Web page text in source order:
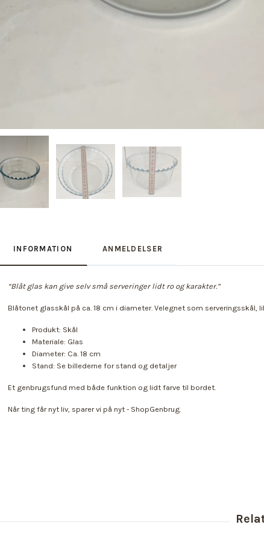
INFORMATION ANMELDELSER
“Blåt glas kan give selv små serveringer lidt ro og karakter.”
Blåtonet glasskål på ca. 18 cm i diameter. Velegnet som
Produkt: Skål
Materiale: Glas
Diameter: Ca. 18 cm
Stand: Se billederne for stand og detaljer
Et genbrugsfund med både funktion og lidt farve til bordet.
Når ting får nyt liv, sparer vi på nyt - ShopGenbrug.